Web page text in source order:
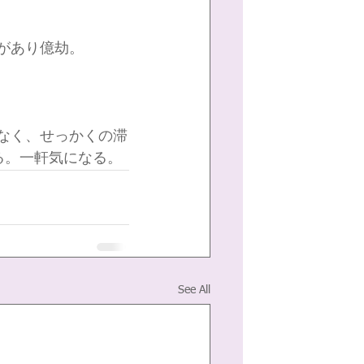
あり億劫。
く、せっかくの滞
一軒気になる。
See All